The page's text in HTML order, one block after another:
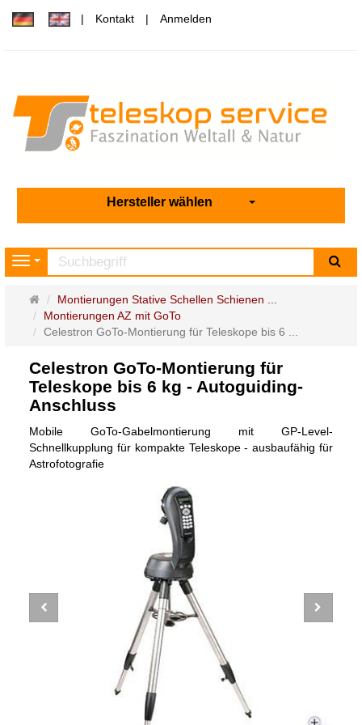
Kontakt Anmelden
Hersteller wählen
Navigation
Startseite
Montierungen Stative Schellen Schienen ...
Montierungen AZ mit GoTo
Celestron GoTo-Montierung für Teleskope bis 6 ...
Celestron GoTo-Montierung für
Teleskope bis 6 kg - Autoguiding-
Anschluss
Mobile GoTo-Gabelmontierung mit GP-Level-
Schnellkupplung für kompakte Teleskope - ausbaufähig für
Astrofotografie